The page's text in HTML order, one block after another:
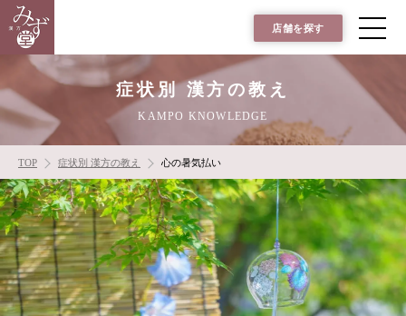
店舗を探す
症状別 漢方の教え
KAMPO KNOWLEDGE
TOP 症状別 漢方の教え 心の暑気払い